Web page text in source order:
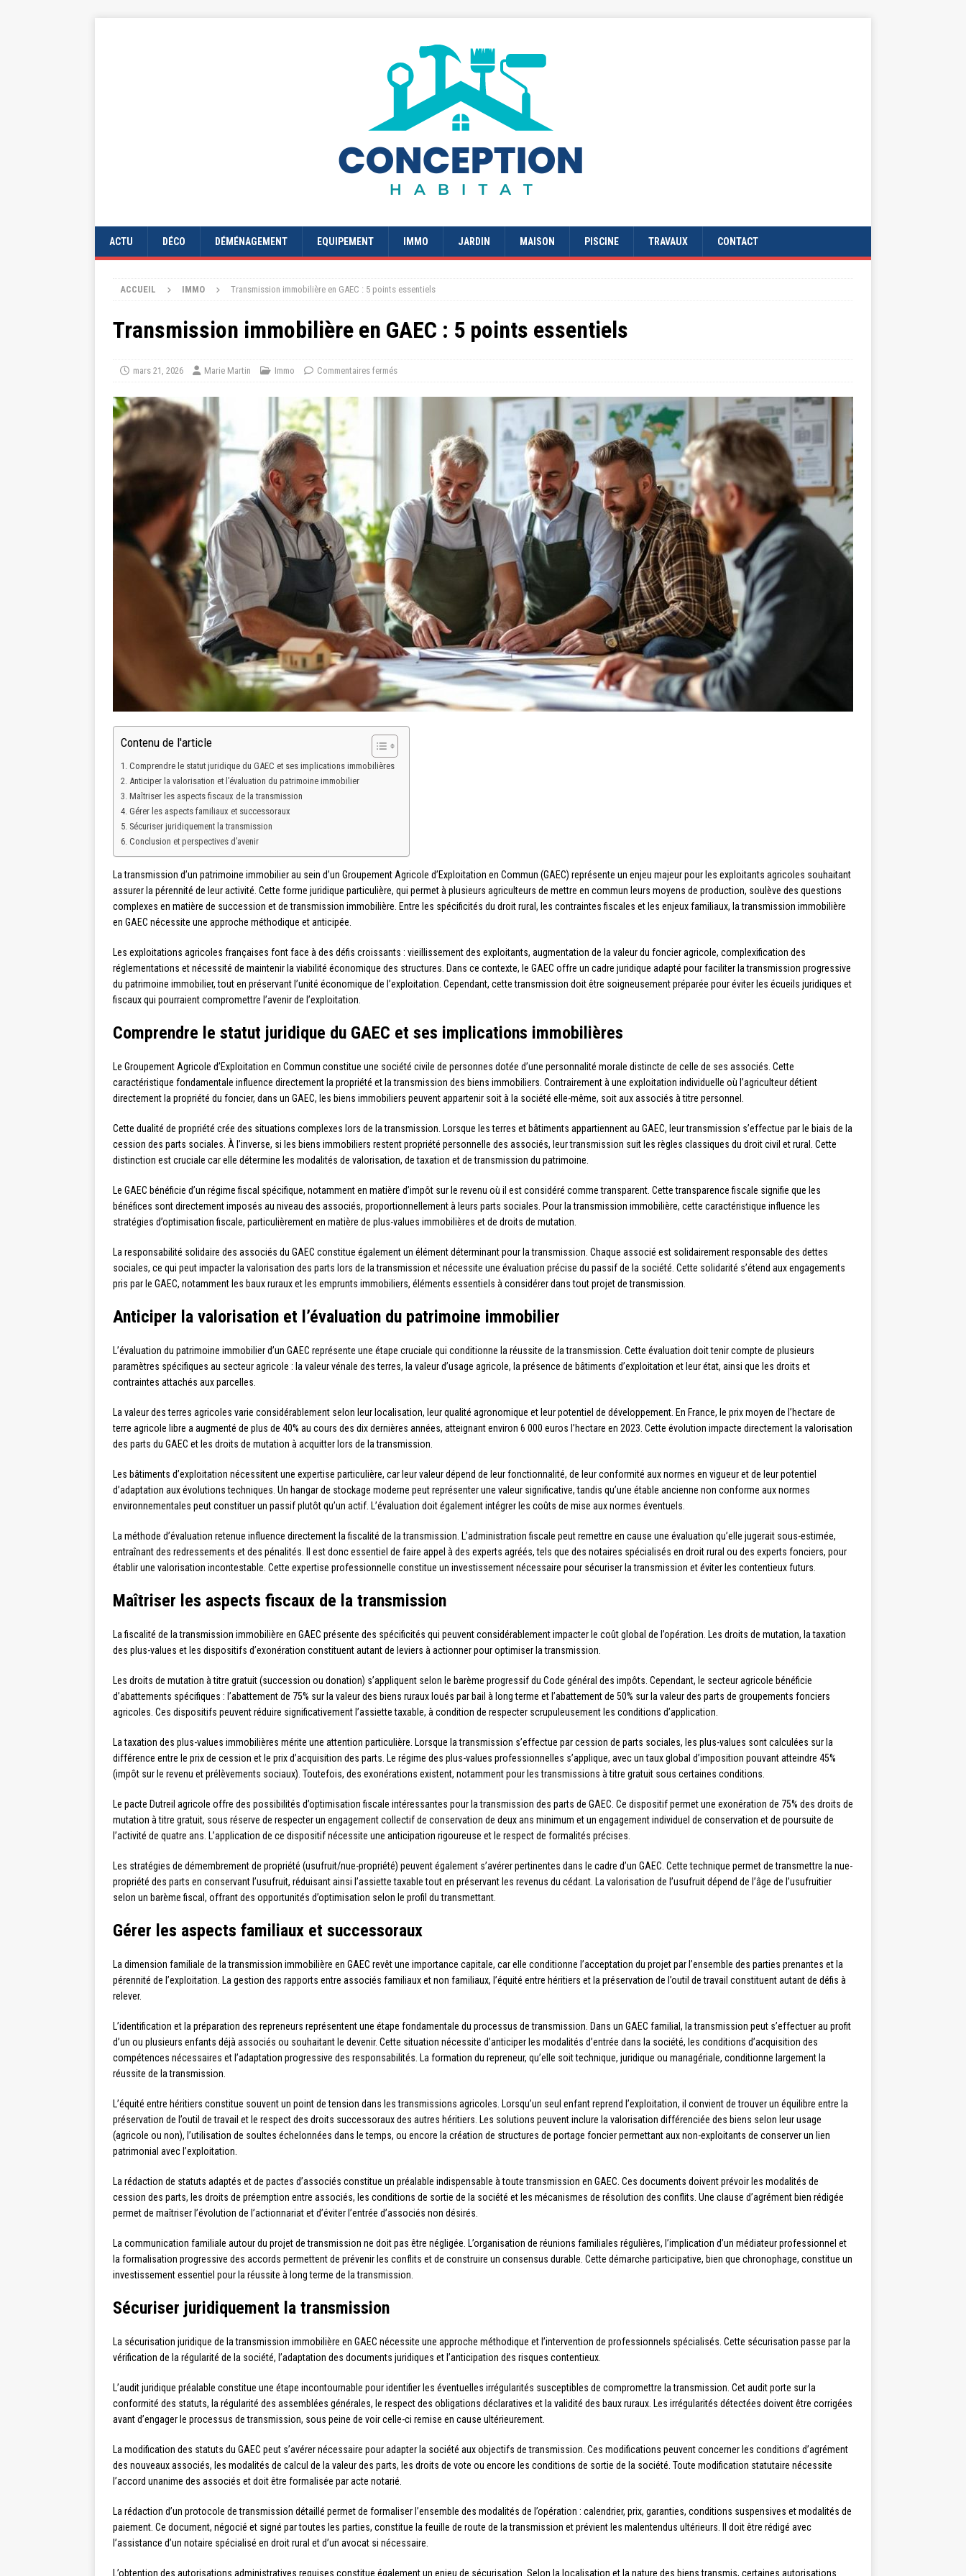
ACTU DÉCO DÉMÉNAGEMENT EQUIPEMENT IMMO JARDIN MAISON PISCINE TRAVAUX CONTACT
ACCUEIL IMMO Transmission immobilière en GAEC : 5 points essentiels
Transmission immobilière en GAEC : 5 points essentiels
mars 21, 2026 Marie Martin Immo Commentaires fermés
Contenu de l'article
Comprendre le statut juridique du GAEC et ses implications immobilières
Anticiper la valorisation et l’évaluation du patrimoine immobilier
Maîtriser les aspects fiscaux de la transmission
Gérer les aspects familiaux et successoraux
Sécuriser juridiquement la transmission
Conclusion et perspectives d’avenir
La transmission d’un patrimoine immobilier au sein d’un Groupement Agricole d’Exploitation en Commun (GAEC) représente un enjeu majeur pour les exploitants agricoles souhaitant
assurer la pérennité de leur activité. Cette forme juridique particulière, qui permet à plusieurs agriculteurs de mettre en commun leurs moyens de production, soulève des questions
complexes en matière de succession et de transmission immobilière. Entre les spécificités du droit rural, les contraintes fiscales et les enjeux familiaux, la transmission immobilière
en GAEC nécessite une approche méthodique et anticipée.
Les exploitations agricoles françaises font face à des défis croissants : vieillissement des exploitants, augmentation de la valeur du foncier agricole, complexification des
réglementations et nécessité de maintenir la viabilité économique des structures. Dans ce contexte, le GAEC offre un cadre juridique adapté pour faciliter la transmission progressive
du patrimoine immobilier, tout en préservant l’unité économique de l’exploitation. Cependant, cette transmission doit être soigneusement préparée pour éviter les écueils juridiques et
fiscaux qui pourraient compromettre l’avenir de l’exploitation.
Comprendre le statut juridique du GAEC et ses implications immobilières
Le Groupement Agricole d’Exploitation en Commun constitue une société civile de personnes dotée d’une personnalité morale distincte de celle de ses associés. Cette
caractéristique fondamentale influence directement la propriété et la transmission des biens immobiliers. Contrairement à une exploitation individuelle où l’agriculteur détient
directement la propriété du foncier, dans un GAEC, les biens immobiliers peuvent appartenir soit à la société elle-même, soit aux associés à titre personnel.
Cette dualité de propriété crée des situations complexes lors de la transmission. Lorsque les terres et bâtiments appartiennent au GAEC, leur transmission s’effectue par le biais de la
cession des parts sociales. À l’inverse, si les biens immobiliers restent propriété personnelle des associés, leur transmission suit les règles classiques du droit civil et rural. Cette
distinction est cruciale car elle détermine les modalités de valorisation, de taxation et de transmission du patrimoine.
Le GAEC bénéficie d’un régime fiscal spécifique, notamment en matière d’impôt sur le revenu où il est considéré comme transparent. Cette transparence fiscale signifie que les
bénéfices sont directement imposés au niveau des associés, proportionnellement à leurs parts sociales. Pour la transmission immobilière, cette caractéristique influence les
stratégies d’optimisation fiscale, particulièrement en matière de plus-values immobilières et de droits de mutation.
La responsabilité solidaire des associés du GAEC constitue également un élément déterminant pour la transmission. Chaque associé est solidairement responsable des dettes
sociales, ce qui peut impacter la valorisation des parts lors de la transmission et nécessite une évaluation précise du passif de la société. Cette solidarité s’étend aux engagements
pris par le GAEC, notamment les baux ruraux et les emprunts immobiliers, éléments essentiels à considérer dans tout projet de transmission.
Anticiper la valorisation et l’évaluation du patrimoine immobilier
L’évaluation du patrimoine immobilier d’un GAEC représente une étape cruciale qui conditionne la réussite de la transmission. Cette évaluation doit tenir compte de plusieurs
paramètres spécifiques au secteur agricole : la valeur vénale des terres, la valeur d’usage agricole, la présence de bâtiments d’exploitation et leur état, ainsi que les droits et
contraintes attachés aux parcelles.
La valeur des terres agricoles varie considérablement selon leur localisation, leur qualité agronomique et leur potentiel de développement. En France, le prix moyen de l’hectare de
terre agricole libre a augmenté de plus de 40% au cours des dix dernières années, atteignant environ 6 000 euros l’hectare en 2023. Cette évolution impacte directement la valorisation
des parts du GAEC et les droits de mutation à acquitter lors de la transmission.
Les bâtiments d’exploitation nécessitent une expertise particulière, car leur valeur dépend de leur fonctionnalité, de leur conformité aux normes en vigueur et de leur potentiel
d’adaptation aux évolutions techniques. Un hangar de stockage moderne peut représenter une valeur significative, tandis qu’une étable ancienne non conforme aux normes
environnementales peut constituer un passif plutôt qu’un actif. L’évaluation doit également intégrer les coûts de mise aux normes éventuels.
La méthode d’évaluation retenue influence directement la fiscalité de la transmission. L’administration fiscale peut remettre en cause une évaluation qu’elle jugerait sous-estimée,
entraînant des redressements et des pénalités. Il est donc essentiel de faire appel à des experts agréés, tels que des notaires spécialisés en droit rural ou des experts fonciers, pour
établir une valorisation incontestable. Cette expertise professionnelle constitue un investissement nécessaire pour sécuriser la transmission et éviter les contentieux futurs.
Maîtriser les aspects fiscaux de la transmission
La fiscalité de la transmission immobilière en GAEC présente des spécificités qui peuvent considérablement impacter le coût global de l’opération. Les droits de mutation, la taxation
des plus-values et les dispositifs d’exonération constituent autant de leviers à actionner pour optimiser la transmission.
Les droits de mutation à titre gratuit (succession ou donation) s’appliquent selon le barème progressif du Code général des impôts. Cependant, le secteur agricole bénéficie
d’abattements spécifiques : l’abattement de 75% sur la valeur des biens ruraux loués par bail à long terme et l’abattement de 50% sur la valeur des parts de groupements fonciers
agricoles. Ces dispositifs peuvent réduire significativement l’assiette taxable, à condition de respecter scrupuleusement les conditions d’application.
La taxation des plus-values immobilières mérite une attention particulière. Lorsque la transmission s’effectue par cession de parts sociales, les plus-values sont calculées sur la
différence entre le prix de cession et le prix d’acquisition des parts. Le régime des plus-values professionnelles s’applique, avec un taux global d’imposition pouvant atteindre 45%
(impôt sur le revenu et prélèvements sociaux). Toutefois, des exonérations existent, notamment pour les transmissions à titre gratuit sous certaines conditions.
Le pacte Dutreil agricole offre des possibilités d’optimisation fiscale intéressantes pour la transmission des parts de GAEC. Ce dispositif permet une exonération de 75% des droits de
mutation à titre gratuit, sous réserve de respecter un engagement collectif de conservation de deux ans minimum et un engagement individuel de conservation et de poursuite de
l’activité de quatre ans. L’application de ce dispositif nécessite une anticipation rigoureuse et le respect de formalités précises.
Les stratégies de démembrement de propriété (usufruit/nue-propriété) peuvent également s’avérer pertinentes dans le cadre d’un GAEC. Cette technique permet de transmettre la nue-
propriété des parts en conservant l’usufruit, réduisant ainsi l’assiette taxable tout en préservant les revenus du cédant. La valorisation de l’usufruit dépend de l’âge de l’usufruitier
selon un barème fiscal, offrant des opportunités d’optimisation selon le profil du transmettant.
Gérer les aspects familiaux et successoraux
La dimension familiale de la transmission immobilière en GAEC revêt une importance capitale, car elle conditionne l’acceptation du projet par l’ensemble des parties prenantes et la
pérennité de l’exploitation. La gestion des rapports entre associés familiaux et non familiaux, l’équité entre héritiers et la préservation de l’outil de travail constituent autant de défis à
relever.
L’identification et la préparation des repreneurs représentent une étape fondamentale du processus de transmission. Dans un GAEC familial, la transmission peut s’effectuer au profit
d’un ou plusieurs enfants déjà associés ou souhaitant le devenir. Cette situation nécessite d’anticiper les modalités d’entrée dans la société, les conditions d’acquisition des
compétences nécessaires et l’adaptation progressive des responsabilités. La formation du repreneur, qu’elle soit technique, juridique ou managériale, conditionne largement la
réussite de la transmission.
L’équité entre héritiers constitue souvent un point de tension dans les transmissions agricoles. Lorsqu’un seul enfant reprend l’exploitation, il convient de trouver un équilibre entre la
préservation de l’outil de travail et le respect des droits successoraux des autres héritiers. Les solutions peuvent inclure la valorisation différenciée des biens selon leur usage
(agricole ou non), l’utilisation de soultes échelonnées dans le temps, ou encore la création de structures de portage foncier permettant aux non-exploitants de conserver un lien
patrimonial avec l’exploitation.
La rédaction de statuts adaptés et de pactes d’associés constitue un préalable indispensable à toute transmission en GAEC. Ces documents doivent prévoir les modalités de
cession des parts, les droits de préemption entre associés, les conditions de sortie de la société et les mécanismes de résolution des conflits. Une clause d’agrément bien rédigée
permet de maîtriser l’évolution de l’actionnariat et d’éviter l’entrée d’associés non désirés.
La communication familiale autour du projet de transmission ne doit pas être négligée. L’organisation de réunions familiales régulières, l’implication d’un médiateur professionnel et
la formalisation progressive des accords permettent de prévenir les conflits et de construire un consensus durable. Cette démarche participative, bien que chronophage, constitue un
investissement essentiel pour la réussite à long terme de la transmission.
Sécuriser juridiquement la transmission
La sécurisation juridique de la transmission immobilière en GAEC nécessite une approche méthodique et l’intervention de professionnels spécialisés. Cette sécurisation passe par la
vérification de la régularité de la société, l’adaptation des documents juridiques et l’anticipation des risques contentieux.
L’audit juridique préalable constitue une étape incontournable pour identifier les éventuelles irrégularités susceptibles de compromettre la transmission. Cet audit porte sur la
conformité des statuts, la régularité des assemblées générales, le respect des obligations déclaratives et la validité des baux ruraux. Les irrégularités détectées doivent être corrigées
avant d’engager le processus de transmission, sous peine de voir celle-ci remise en cause ultérieurement.
La modification des statuts du GAEC peut s’avérer nécessaire pour adapter la société aux objectifs de transmission. Ces modifications peuvent concerner les conditions d’agrément
des nouveaux associés, les modalités de calcul de la valeur des parts, les droits de vote ou encore les conditions de sortie de la société. Toute modification statutaire nécessite
l’accord unanime des associés et doit être formalisée par acte notarié.
La rédaction d’un protocole de transmission détaillé permet de formaliser l’ensemble des modalités de l’opération : calendrier, prix, garanties, conditions suspensives et modalités de
paiement. Ce document, négocié et signé par toutes les parties, constitue la feuille de route de la transmission et prévient les malentendus ultérieurs. Il doit être rédigé avec
l’assistance d’un notaire spécialisé en droit rural et d’un avocat si nécessaire.
L’obtention des autorisations administratives requises constitue également un enjeu de sécurisation. Selon la localisation et la nature des biens transmis, certaines autorisations